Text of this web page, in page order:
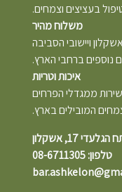
בעציצים וצמחים.
משלוח מהיר
ויישובי הסביבה
נוספים ברחבי הארץ.
איכות וטריות
ממגדלי הפרחים
המובילים בארץ.
17, אשקלון
טלפון: 08-6711305